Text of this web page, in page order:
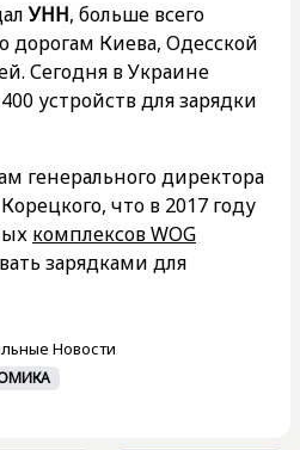
УНН, больше всего
дорогам Киева, Одесской
Сегодня в Украине
устройств для зарядки
генерального директора
что в 2017 году
комплексов WOG
зарядками для
Новости